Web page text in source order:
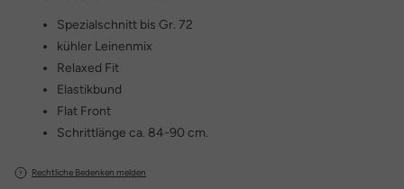
Spezialschnitt bis Gr. 72
kühler Leinenmix
Relaxed Fit
Elastikbund
Flat Front
Schrittlänge ca. 84-90 cm.
Rechtliche Bedenken melden